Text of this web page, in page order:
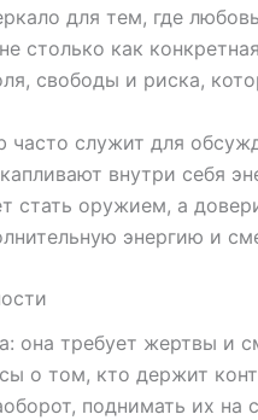
для тем, где
столько как
свободы и риска,
служит для
внутри себя
стать оружием, а
энергию и
она требует жертвы и
о том, кто держит
поднимать их